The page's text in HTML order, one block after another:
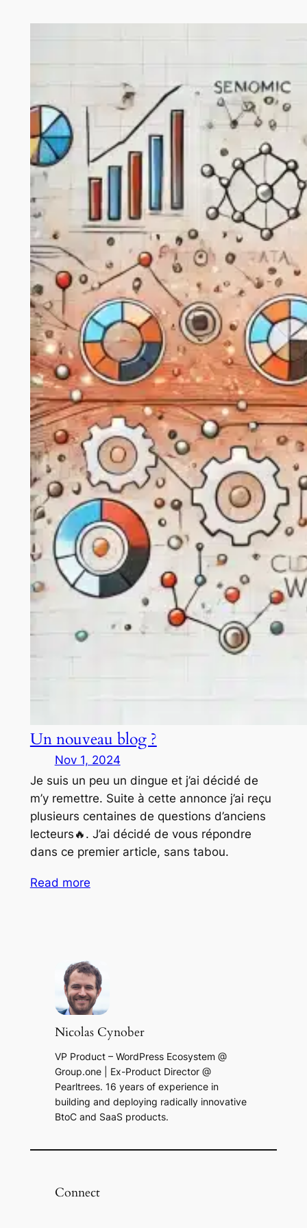
Un nouveau blog ?
Nov 1, 2024
Je suis un peu un dingue et j’ai décidé de
m’y remettre. Suite à cette annonce j’ai reçu
plusieurs centaines de questions d’anciens
lecteurs🔥. J’ai décidé de vous répondre
dans ce premier article, sans tabou.
Read more
Nicolas Cynober
VP Product – WordPress Ecosystem @
Group.one | Ex-Product Director @
Pearltrees. 16 years of experience in
building and deploying radically innovative
BtoC and SaaS products.
Connect